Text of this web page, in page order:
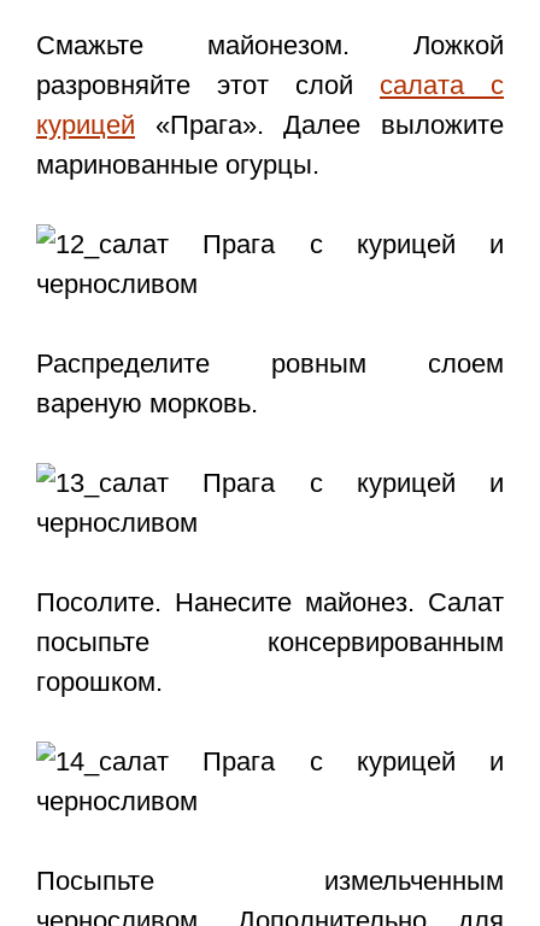
Смажьте майонезом. Ложкой
разровняйте этот слой салата с
курицей «Прага». Далее выложите
маринованные огурцы.
Распределите ровным слоем
вареную морковь.
Посолите. Нанесите майонез. Салат
посыпьте консервированным
горошком.
Посыпьте измельченным